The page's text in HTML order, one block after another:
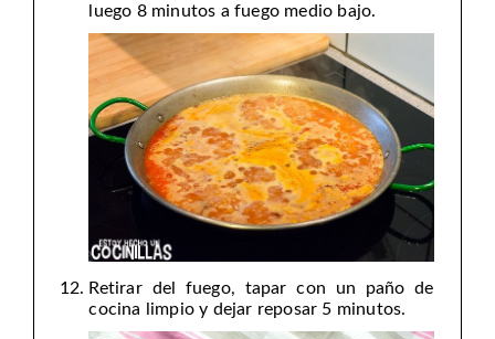
luego 8 minutos a fuego medio bajo.
Retirar del fuego, tapar con un paño de
cocina limpio y dejar reposar 5 minutos.